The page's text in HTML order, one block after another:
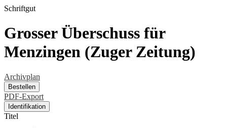
Schriftgut
Grosser Überschuss für
Menzingen (Zuger Zeitung)
Archivplan
Bestellen
PDF-Export
Identifikation
Titel